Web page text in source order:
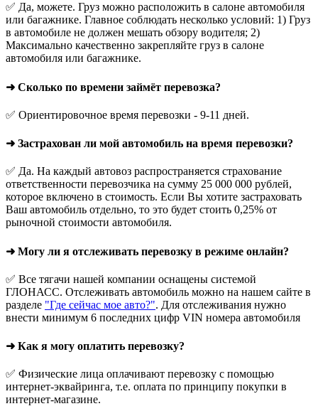
✅ Да, можете. Груз можно расположить в салоне автомобиля
или багажнике. Главное соблюдать несколько условий: 1) Груз
в автомобиле не должен мешать обзору водителя; 2)
Максимально качественно закрепляйте груз в салоне
автомобиля или багажнике.
➜ Сколько по времени займёт перевозка?
✅ Ориентировочное время перевозки - 9-11 дней.
➜ Застрахован ли мой автомобиль на время перевозки?
✅ Да. На каждый автовоз распространяется страхование
ответственности перевозчика на сумму 25 000 000 рублей,
которое включено в стоимость. Если Вы хотите застраховать
Ваш автомобиль отдельно, то это будет стоить 0,25% от
рыночной стоимости автомобиля.
➜ Могу ли я отслеживать перевозку в режиме онлайн?
✅ Все тягачи нашей компании оснащены системой
ГЛОНАСС. Отслеживать автомобиль можно на нашем сайте в
разделе "Где сейчас мое авто?". Для отслеживания нужно
внести минимум 6 последних цифр VIN номера автомобиля
➜ Как я могу оплатить перевозку?
✅ Физические лица оплачивают перевозку с помощью
интернет-эквайринга, т.е. оплата по принципу покупки в
интернет-магазине.